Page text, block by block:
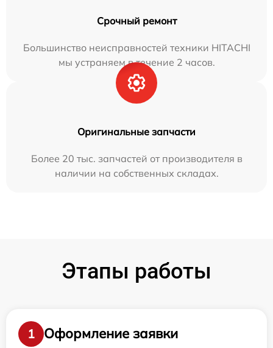
Срочный ремонт
Большинство неисправностей техники HITACHI
мы устраняем в течение 2 часов.
Оригинальные запчасти
Более 20 тыс. запчастей от производителя в
наличии на собственных складах.
Этапы работы
1
Оформление заявки